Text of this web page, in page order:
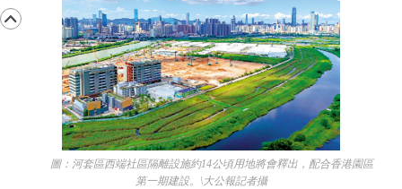
圖：河套區西端社區隔離設施約14公頃用地將會釋出，配合香港園區
第一期建設。\大公報記者攝